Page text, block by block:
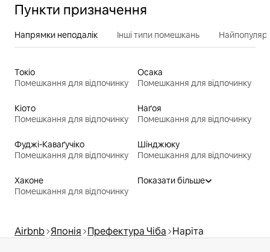
Пункти призначення
Напрямки неподалік Інші типи помешкань
Токіо
Помешкання для відпочинку
Осака
Помешкання для відпочинку
Кіото
Помешкання для відпочинку
Наґоя
Помешкання для відпочинку
Фуджі-Каваґучіко
Помешкання для відпочинку
Шінджюку
Помешкання для відпочинку
Хаконе
Помешкання для відпочинку
Показати більше
Airbnb Японія Префектура Чіба Наріта